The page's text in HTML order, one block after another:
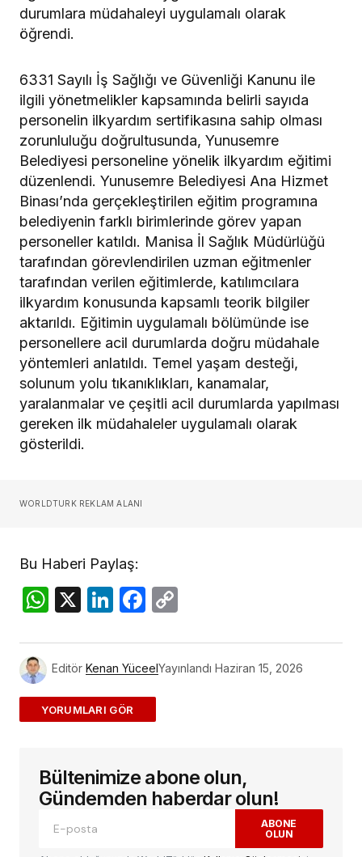
durumlara müdahaleyi uygulamalı olarak
öğrendi.
6331 Sayılı İş Sağlığı ve Güvenliği Kanunu ile
ilgili yönetmelikler kapsamında belirli sayıda
personelin ilkyardım sertifikasına sahip olması
zorunluluğu doğrultusunda, Yunusemre
Belediyesi personeline yönelik ilkyardım eğitimi
düzenlendi. Yunusemre Belediyesi Ana Hizmet
Binası’nda gerçekleştirilen eğitim programına
belediyenin farklı birimlerinde görev yapan
personeller katıldı. Manisa İl Sağlık Müdürlüğü
tarafından görevlendirilen uzman eğitmenler
tarafından verilen eğitimlerde, katılımcılara
ilkyardım konusunda kapsamlı teorik bilgiler
aktarıldı. Eğitimin uygulamalı bölümünde ise
personellere acil durumlarda doğru müdahale
yöntemleri anlatıldı. Temel yaşam desteği,
solunum yolu tıkanıklıkları, kanamalar,
yaralanmalar ve çeşitli acil durumlarda yapılması
gereken ilk müdahaleler uygulamalı olarak
gösterildi.
WORLDTURK REKLAM ALANI
Bu Haberi Paylaş:
WhatsApp
X LinkedIn
Facebook
Editör Kenan Yüceel Yayınlandı Haziran 15, 2026
ADD A COMMENT
E-posta adresiniz yayınlanmayacak.
alanlar*ile işaretlenmişlerdir
Yorum
Bültenimize abone olun,
Gündemden haberdar olun!
ABONE
OLUN